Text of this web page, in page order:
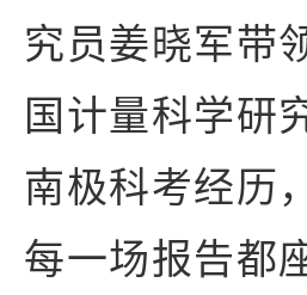
究员姜晓军带
国计量科学研
南极科考经历
每一场报告都